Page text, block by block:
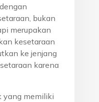
bukan
merupakan
kesetaraan
ke jenjang
karena
yang memiliki